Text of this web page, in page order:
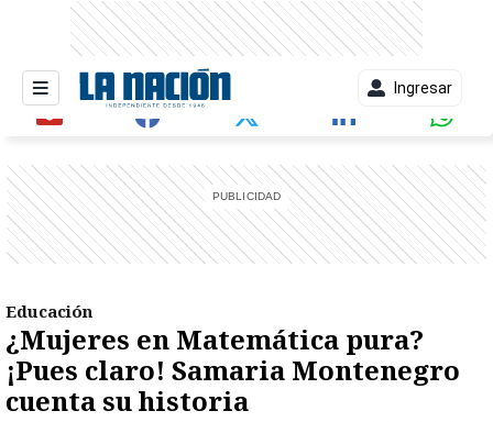
Ingresar
Educación
¿Mujeres en Matemática pura?
¡Pues claro! Samaria Montenegro
cuenta su historia